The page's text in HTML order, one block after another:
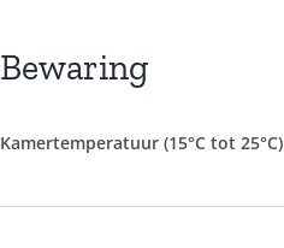
Bewaring
Kamertemperatuur (15°C tot 25°C)